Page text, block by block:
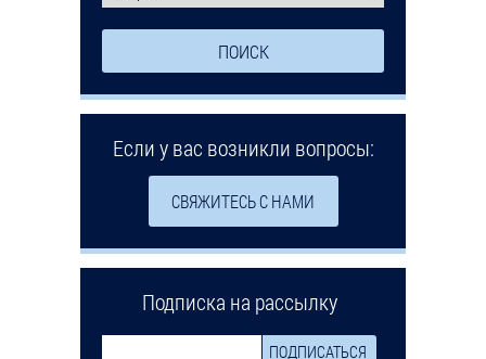
Если у вас возникли вопросы:
СВЯЖИТЕСЬ С НАМИ
Подписка на рассылку